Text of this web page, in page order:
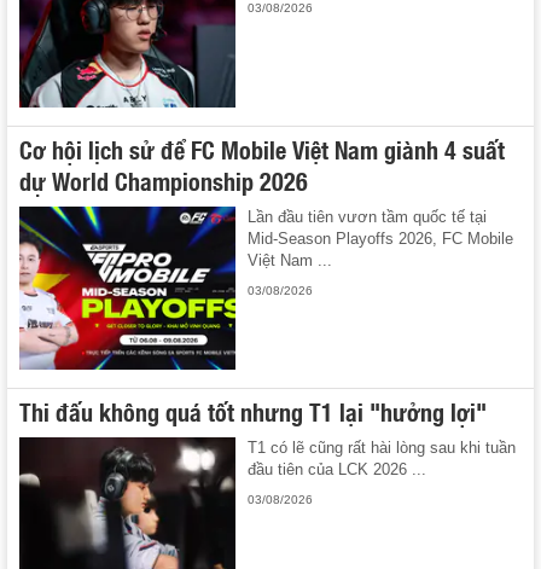
03/08/2026
Cơ hội lịch sử để FC Mobile Việt Nam giành 4 suất
dự World Championship 2026
Lần đầu tiên vươn tầm quốc tế tại
Mid-Season Playoffs 2026, FC Mobile
Việt Nam ...
03/08/2026
Thi đấu không quá tốt nhưng T1 lại "hưởng lợi"
T1 có lẽ cũng rất hài lòng sau khi tuần
đầu tiên của LCK 2026 ...
03/08/2026